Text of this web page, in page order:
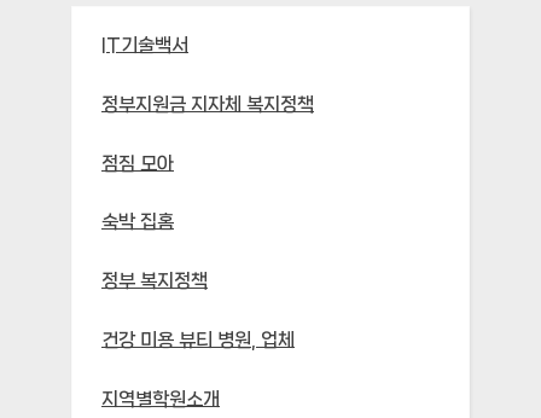
IT기술백서
정부지원금 지자체 복지정책
점짐 모아
숙박 집홈
정부 복지정책
건강 미용 뷰티 병원, 업체
지역별학원소개